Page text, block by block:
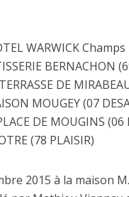
Champs
BERNACHON
DE MIRABEAU
(07
MOUGINS (06
PLAISIR)
2015 à la maison